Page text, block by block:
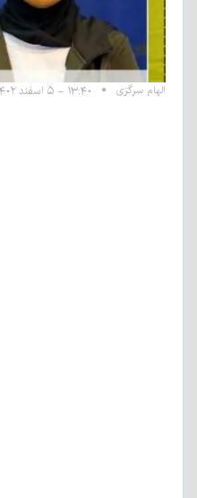
الهام سرگزی ۱۳:۴۰ - ۵ اسفند ۱۴۰۲